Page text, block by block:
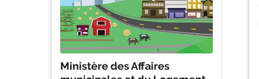
Ministère des Affaires